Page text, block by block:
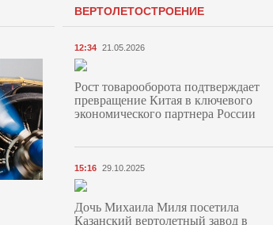
ВЕРТОЛЕТОСТРОЕНИЕ
12:34 21.05.2026
Рост товарооборота подтверждает
превращение Китая в ключевого
экономического партнера России
15:16 29.10.2025
Дочь Михаила Миля посетила
Казанский вертолетный завод в